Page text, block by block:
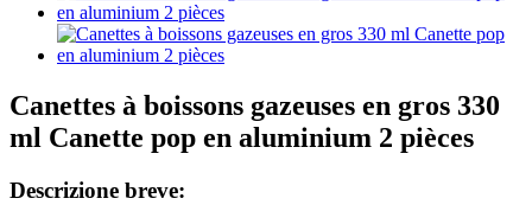
Canettes à boissons gazeuses en gros 330
ml Canette pop en aluminium 2 pièces
Descrizione breve: